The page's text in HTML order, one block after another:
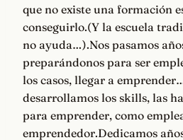
que no existe una formación
conseguirlo.(Y la escuela
no ayuda…).Nos pasamos
preparándonos para ser
los casos, llegar a
desarrollamos los skills, las
para emprender, como
emprendedor.Dedicamos